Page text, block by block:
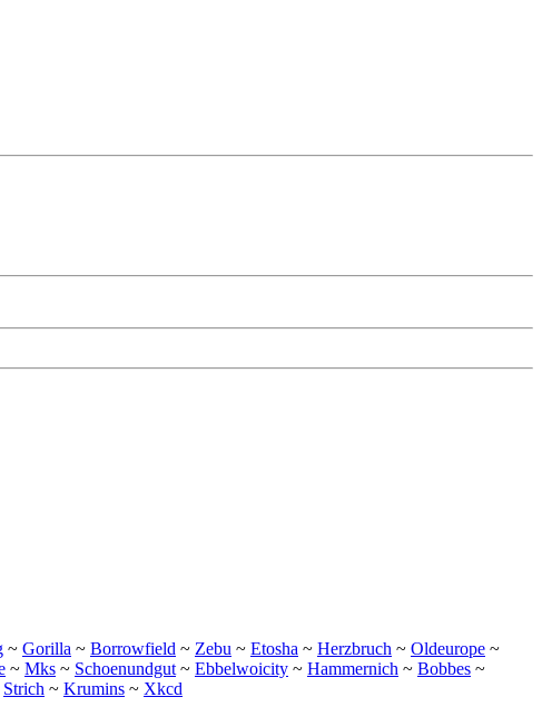
~ Gorilla ~ Borrowfield ~ Zebu ~ Etosha ~ Herzbruch ~ Oldeurope ~
~ Mks ~ Schoenundgut ~ Ebbelwoicity ~ Hammernich ~ Bobbes ~
Strich ~ Krumins ~ Xkcd